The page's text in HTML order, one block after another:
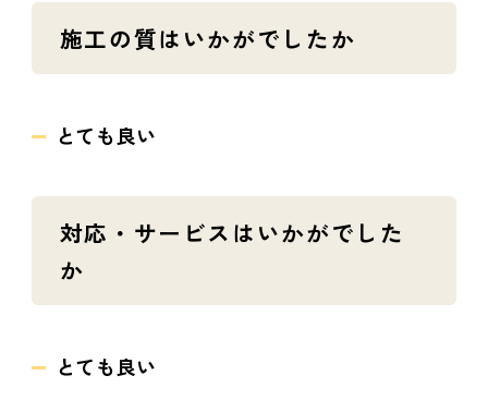
施工の質はいかがでしたか
とても良い
対応・サービスはいかがでした
か
とても良い